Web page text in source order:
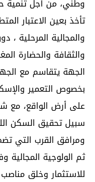
وطني، من أجل تنمية
تأخذ بعين الاعتبار
والمجالية المرحلية
والثقافة والحضارة
الجهة يتقاسم مع
بخصوص التعمير
على أرض الواقع، مع
سبيل تحقيق السكن
ومرافق القرب التي
ثم الولوجية المجالية
للاستثمار وخلق